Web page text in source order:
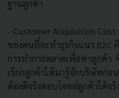
ฐานลูกค้า
- Customer Acquisition
ของคนที่จะทำธุรกิจแนว B2C
การทำการตลาดเพื่อหาลูกค้า
เรียกลูกค้าให้มารู้จักบริษัทก่อ
ต้องดีจริงตอบโจทย์ลูกค้าได้จริ